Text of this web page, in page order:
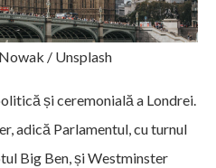
/ Unsplash
și ceremonială a Londrei.
adică Parlamentul, cu turnul
Big Ben, și Westminster